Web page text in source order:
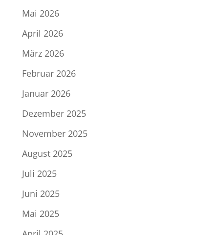
Mai 2026
April 2026
März 2026
Februar 2026
Januar 2026
Dezember 2025
November 2025
August 2025
Juli 2025
Juni 2025
Mai 2025